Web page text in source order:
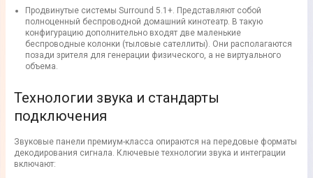
Продвинутые системы Surround 5.1+. Представляют собой
полноценный беспроводной домашний кинотеатр. В такую
конфигурацию дополнительно входят две маленькие
беспроводные колонки (тыловые сателлиты). Они располагаются
позади зрителя для генерации физического, а не виртуального
объема.
Технологии звука и стандарты
подключения
Звуковые панели премиум-класса опираются на передовые форматы
декодирования сигнала. Ключевые технологии звука и интеграции
включают: